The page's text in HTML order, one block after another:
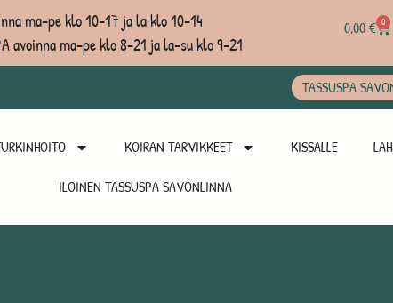
ma-pe klo 10-17 ja la klo 10-14
avoinna ma-pe klo 8-21 ja la-su klo 9-21
0,00€ 0
TASSUSPA
KOIRAN TARVIKKEET KISSALLE
ILOINEN TASSUSPA SAVONLINNA